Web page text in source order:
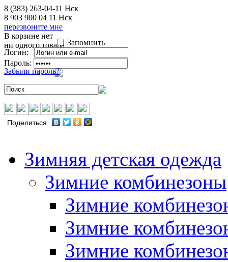
8 (383) 263-04-11 Нск
8 903 900 04 11 Нск
перезвоните мне
В корзине нет
ни одного товара Запомнить
Логин:
Пароль:
Забыли пароль?
Поделиться
Зимняя детская одежда
Зимние комбинезоны
Зимние
Зимние
Зимние